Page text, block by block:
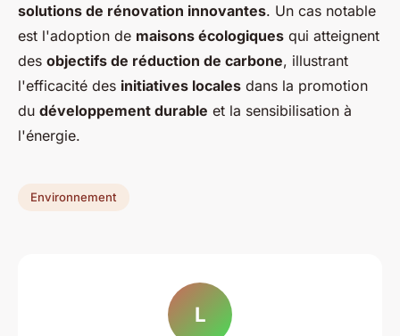
solutions de rénovation innovantes. Un cas notable
est l'adoption de maisons écologiques qui atteignent
des objectifs de réduction de carbone, illustrant
l'efficacité des initiatives locales dans la promotion
du développement durable et la sensibilisation à
l'énergie.
Environnement
L